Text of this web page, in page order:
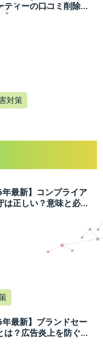
ティーの口コミ削除を
る3つの手順
対策
年最新】コンプライア
は正しい？意味と必要
の取り組みを解説
年最新】ブランドセー
は？広告炎上を防ぐ実